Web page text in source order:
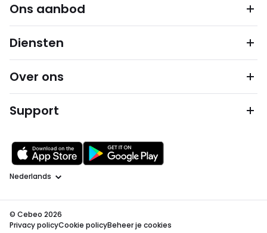
Ons aanbod
Diensten
Over ons
Support
Taal
© Cebeo 2026
Privacy policyCookie policyBeheer je cookies